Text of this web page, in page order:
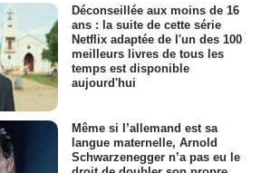
Déconseillée aux moins de 16
ans : la suite de cette série
Netflix adaptée de l'un des 100
meilleurs livres de tous les
temps est disponible
aujourd'hui
Même si l’allemand est sa
langue maternelle, Arnold
Schwarzenegger n’a pas eu le